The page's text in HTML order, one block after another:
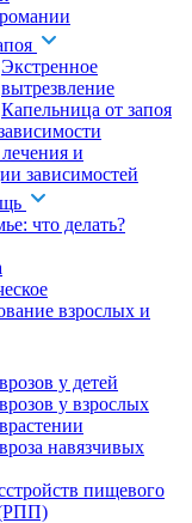
Экстренное
вытрезвление
Капельница от запоя
и
зависимостей
что делать?
взрослых и
у детей
у взрослых
навязчивых
пищевого
(РПП)